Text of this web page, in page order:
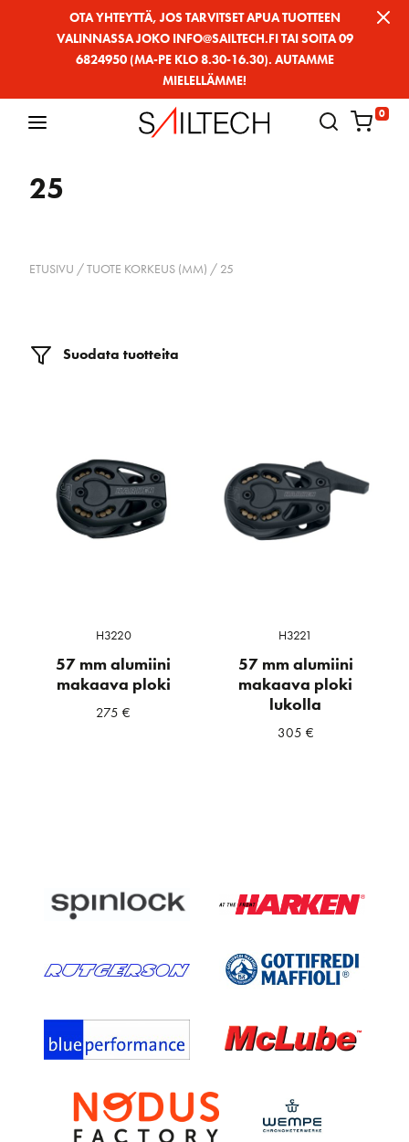
OTA YHTEYTTÄ, JOS TARVITSET APUA TUOTTEEN
VALINNASSA JOKO INFO@SAILTECH.FI TAI SOITA 09
6824950 (MA-PE KLO 8.30-16.30). AUTAMME
MIELELLÄMME!
0
25
ETUSIVU / TUOTE KORKEUS (MM) / 25
Suodata tuotteita
H3220
57 mm alumiini
makaava ploki
275€
H3221
57 mm alumiini
makaava ploki
lukolla
305 €